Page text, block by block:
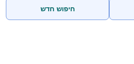
חיפוש חדש